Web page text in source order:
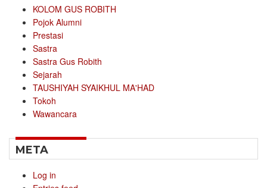
KOLOM GUS ROBITH
Pojok Alumni
Prestasi
Sastra
Sastra Gus Robith
Sejarah
TAUSHIYAH SYAIKHUL MA'HAD
Tokoh
Wawancara
META
Log in